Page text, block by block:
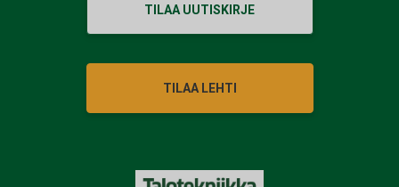
TILAA UUTISKIRJE
TILAA LEHTI